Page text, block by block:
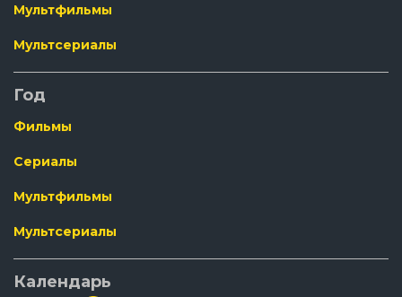
Мультфильмы
Мультсериалы
Год
Фильмы
Сериалы
Мультфильмы
Мультсериалы
Календарь